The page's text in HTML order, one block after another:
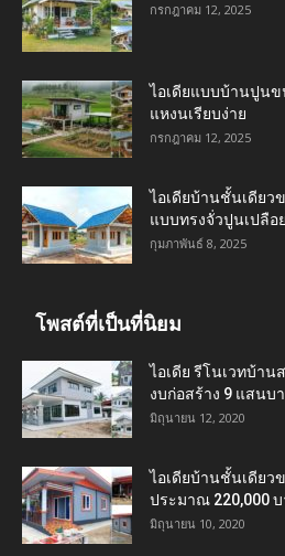
กรกฎาคม 12, 2025
ไอเดียแบบบ้านปูนข
แหงนเรียบง่าย
กรกฎาคม 12, 2025
ไอเดียบ้านชั้นเดียว
แบบทรงจั่วปูนเปลือย
กุมภาพันธ์ 8, 2025
โพสต์ที่เป็นที่นิยม
ไอเดีย รีโนเวทบ้า
งบก่อสร้าง 9 แสนบ
มิถุนายน 12, 2020
ไอเดียบ้านชั้นเดียว
ประมาณ 220,000
มิถุนายน 10, 2020